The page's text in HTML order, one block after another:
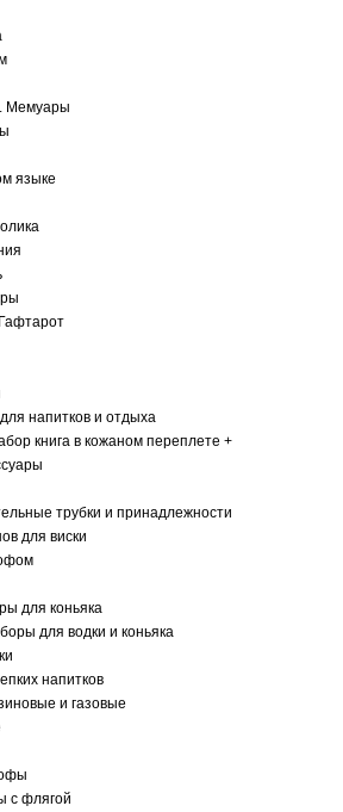
Мемуары
языке
напитков и отдыха
книга в кожаном переплете +
трубки и принадлежности
для виски
для коньяка
для водки и коньяка
напитков
и газовые
с флягой